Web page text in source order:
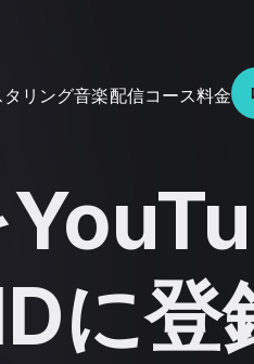
タリング音楽配信コース料金
に登